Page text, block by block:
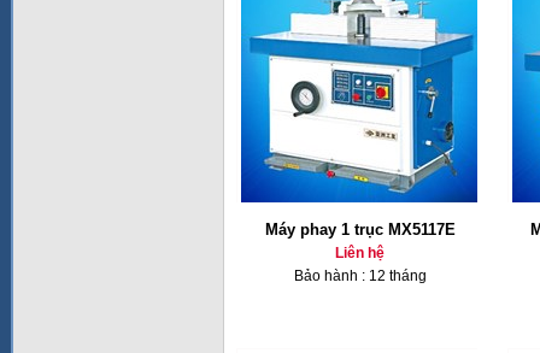
Máy phay 1 trục MX5117E
Liên hệ
Bảo hành : 12 tháng